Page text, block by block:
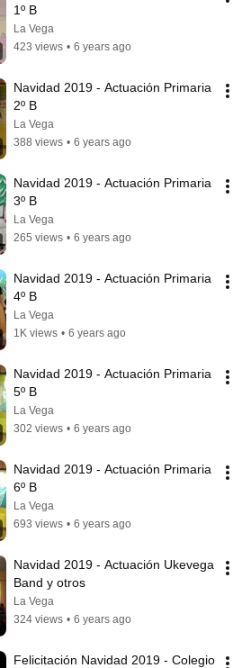
1º B
La Vega
423 views • 6 years ago
Navidad 2019 - Actuación Primaria
2º B
La Vega
388 views • 6 years ago
Navidad 2019 - Actuación Primaria
3º B
La Vega
265 views • 6 years ago
Navidad 2019 - Actuación Primaria
4º B
La Vega
1K views • 6 years ago
Navidad 2019 - Actuación Primaria
5º B
La Vega
302 views • 6 years ago
Navidad 2019 - Actuación Primaria
6º B
La Vega
693 views • 6 years ago
Navidad 2019 - Actuación Ukevega
Band y otros
La Vega
324 views • 6 years ago
Felicitación Navidad 2019 - Colegio